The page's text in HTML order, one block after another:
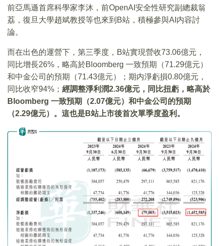
前亞馬遜首席科學家李沐，前OpenAI安全性研究副總裁翁
荔，復旦大學趙斌教授等也來到B站，積極參與AI内容討
論。
而在出色的運營下，第三季度，B站實現營收73.06億元，
同比增長26%，略高於Bloomberg 一致預期（71.29億元）
和中金公司的預期（71.43億元）；期内淨虧損0.80億元，
同比收窄94%； 經調整淨利潤2.36億元，同比扭虧，略高於
Bloomberg 一致預期（2.07億元）和中金公司的預期
（2.29億元）。這也是B站上市後首次單季度盈利。